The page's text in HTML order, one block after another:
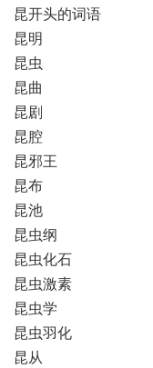
昆开头的词语
昆明
昆虫
昆曲
昆剧
昆腔
昆邪王
昆布
昆池
昆虫纲
昆虫化石
昆虫激素
昆虫学
昆虫羽化
昆从